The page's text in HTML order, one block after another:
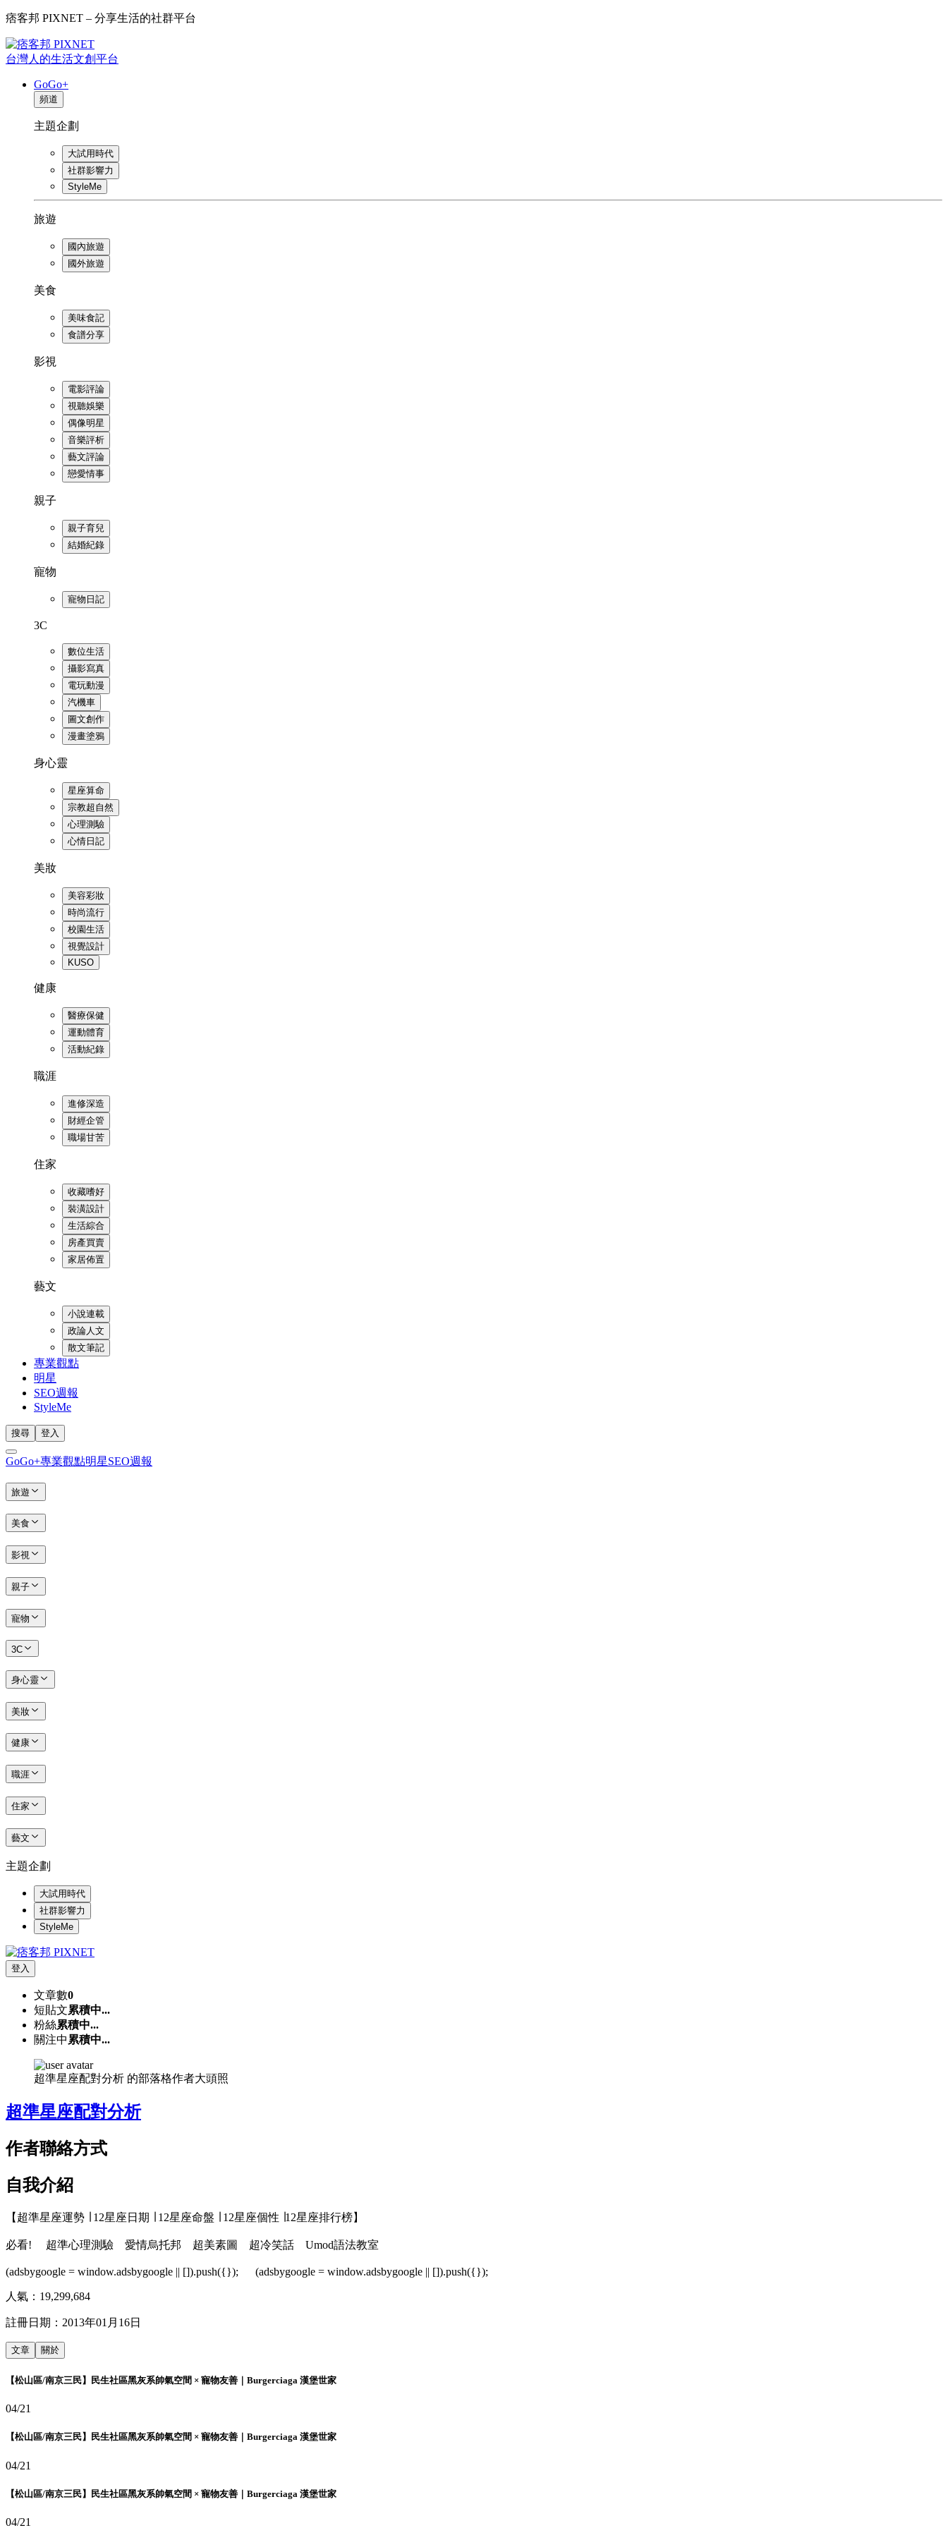
痞客邦 PIXNET – 分享生活的社群平台
台灣人的生活文創平台
GoGo+
頻道
主題企劃
大試用時代
社群影響力
StyleMe
旅遊
國內旅遊
國外旅遊
美食
美味食記
食譜分享
影視
電影評論
視聽娛樂
偶像明星
音樂評析
藝文評論
戀愛情事
親子
親子育兒
結婚紀錄
寵物
寵物日記
3C
數位生活
攝影寫真
電玩動漫
汽機車
圖文創作
漫畫塗鴉
身心靈
星座算命
宗教超自然
心理測驗
心情日記
美妝
美容彩妝
時尚流行
校園生活
視覺設計
KUSO
健康
醫療保健
運動體育
活動紀錄
職涯
進修深造
財經企管
職場甘苦
住家
收藏嗜好
裝潢設計
生活綜合
房產買賣
家居佈置
藝文
小說連載
政論人文
散文筆記
專業觀點
明星
SEO週報
StyleMe
搜尋 登入
GoGo+專業觀點明星SEO週報
旅遊
美食
影視
親子
寵物
3C
身心靈
美妝
健康
職涯
住家
藝文
主題企劃
大試用時代
社群影響力
StyleMe
登入
文章數0
短貼文累積中...
粉絲累積中...
關注中 累積中...
超準星座配對分析 的部落格作者大頭照
超準星座配對分析
作者聯絡方式
自我介紹
【超準星座運勢 ∣ 12星座日期 ∣ 12星座命盤 ∣ 12星座個性 ∣12星座排行榜】
必看! 超準心理測驗 愛情烏托邦 超美素圖 超冷笑話 Umod語法教室
(adsbygoogle = window.adsbygoogle || []).push({}); (adsbygoogle = window.adsbygoogle || []).push({});
人氣： 19,299,684
註冊日期： 2013年01月16日
文章 關於
【松山區/南京三民】民生社區黑灰系帥氣空間 × 寵物友善｜Burgerciaga 漢堡世家
04/21
【松山區/南京三民】民生社區黑灰系帥氣空間 × 寵物友善｜Burgerciaga 漢堡世家
04/21
【松山區/南京三民】民生社區黑灰系帥氣空間 × 寵物友善｜Burgerciaga 漢堡世家
04/21